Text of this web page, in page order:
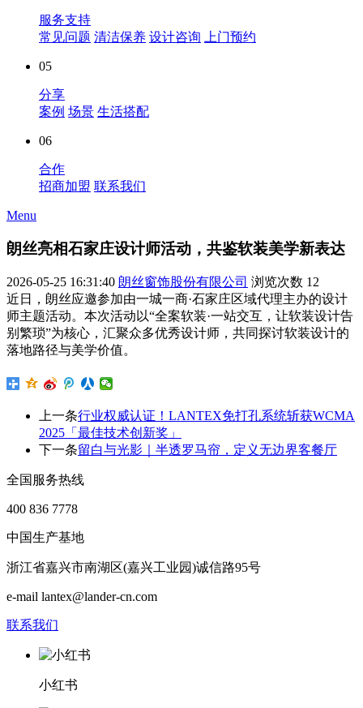
服务支持
常见问题 清洁保养 设计咨询 上门预约
05
分享
案例 场景 生活搭配
06
合作
招商加盟 联系我们
Menu
朗丝亮相石家庄设计师活动，共鉴软装美学新表达
2026-05-25 16:31:40 朗丝窗饰股份有限公司 浏览次数 12
近日，朗丝应邀参加由一城一商·石家庄区域代理主办的设计
师主题活动。本次活动以“全案软装·一站交互，让软装设计告
别繁琐”为核心，汇聚众多优秀设计师，共同探讨软装设计的
落地路径与美学价值。
上一条行业权威认证！LANTEX免打孔系统斩获WCMA
2025「最佳技术创新奖」
下一条留白与光影｜半透罗马帘，定义无边界客餐厅
全国服务热线
400 836 7778
中国生产基地
浙江省嘉兴市南湖区(嘉兴工业园)诚信路95号
e-mail lantex@lander-cn.com
联系我们
小红书